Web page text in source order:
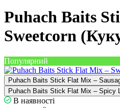
Puhach Baits
Sweetcorn
Популярний
Puhach Baits Stick Flat Mix –
Puhach Baits Stick Flat Mix – Spicy
В наявності